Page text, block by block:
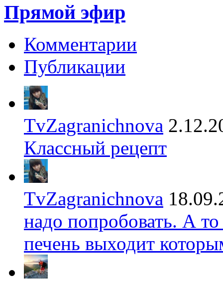
Прямой эфир
Комментарии
Публикации
TvZagranichnova
Классный рецепт
TvZagranichnova
надо попробовать. А
печень выходит